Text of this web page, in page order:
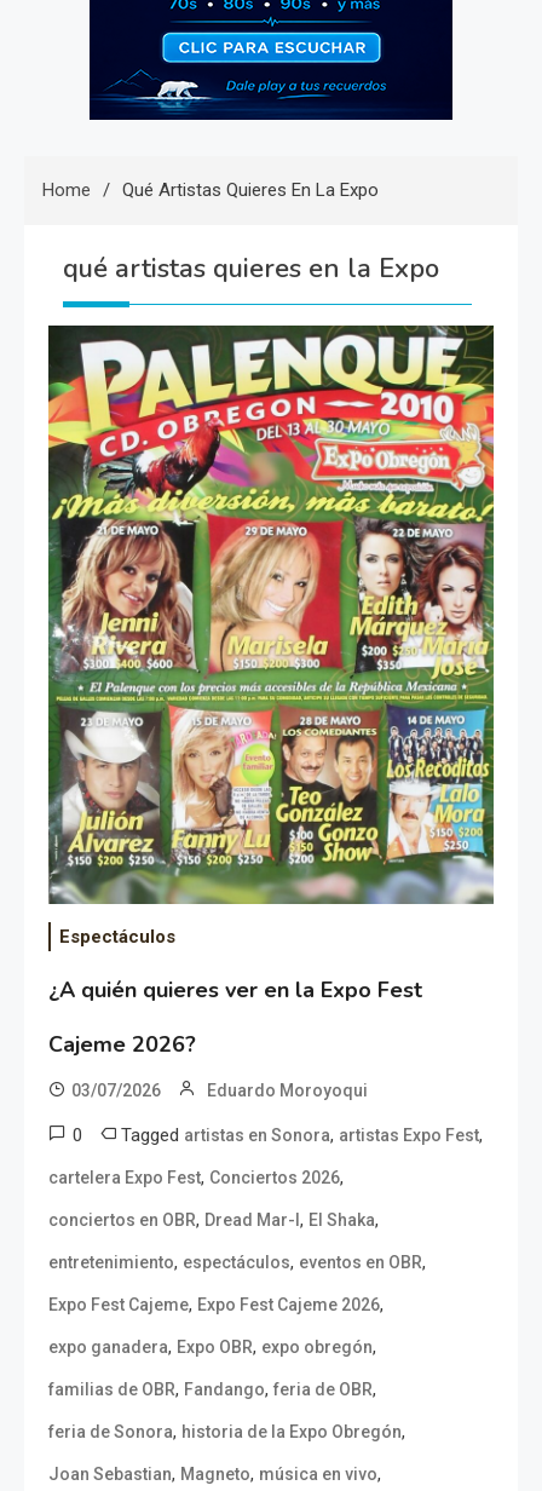
Home Qué Artistas Quieres En La Expo
qué artistas quieres en la Expo
Espectáculos
¿A quién quieres ver en la Expo Fest
Cajeme 2026?
03/07/2026 Eduardo Moroyoqui
0 Tagged artistas en Sonora, artistas Expo Fest,
cartelera Expo Fest, Conciertos 2026,
conciertos en OBR, Dread Mar-I, El Shaka,
entretenimiento, espectáculos, eventos en OBR,
Expo Fest Cajeme, Expo Fest Cajeme 2026,
expo ganadera, Expo OBR, expo obregón,
familias de OBR, Fandango, feria de OBR,
feria de Sonora, historia de la Expo Obregón,
Joan Sebastian, Magneto, música en vivo,